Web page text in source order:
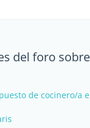
del foro
de cocinero/a